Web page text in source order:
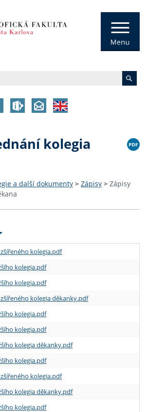
kolegia
a další dokumenty > Zápisy > Zápisy
kolegia.pdf
kolegia.pdf
kolegia.pdf
kolegia děkanky.pdf
kolegia.pdf
kolegia.pdf
kolegia děkanky.pdf
kolegia.pdf
kolegia.pdf
kolegia děkanky.pdf
kolegia.pdf